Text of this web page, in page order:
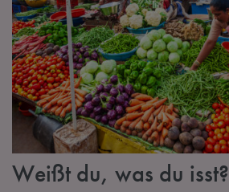
Weißt du, was du isst?